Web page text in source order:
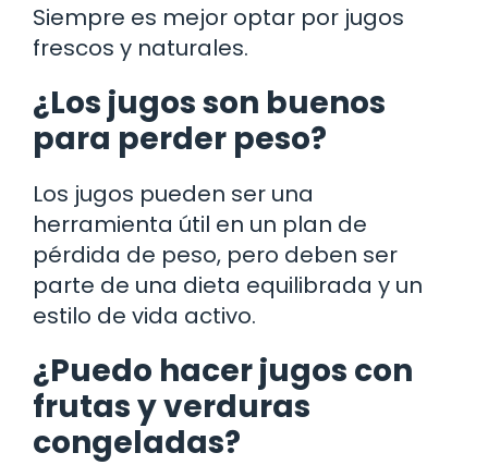
Siempre es mejor optar por jugos
frescos y naturales.
¿Los jugos son buenos
para perder peso?
Los jugos pueden ser una
herramienta útil en un plan de
pérdida de peso, pero deben ser
parte de una dieta equilibrada y un
estilo de vida activo.
¿Puedo hacer jugos con
frutas y verduras
congeladas?